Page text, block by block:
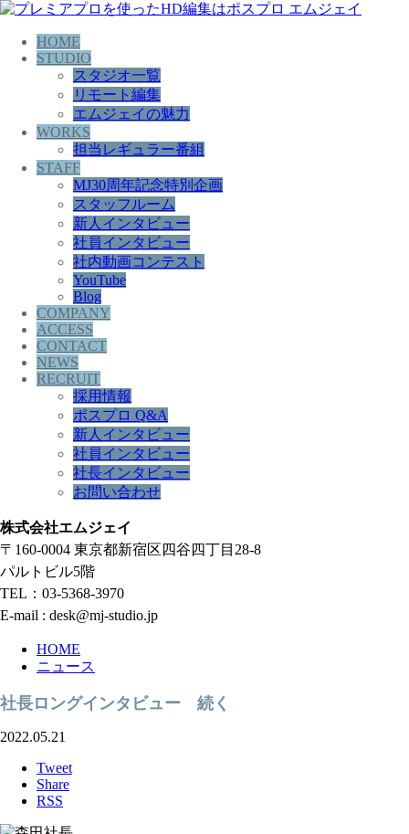
HOME
STUDIO
スタジオ一覧
リモート編集
エムジェイの魅力
WORKS
担当レギュラー番組
STAFF
MJ30周年記念特別企画
スタッフルーム
新人インタビュー
社員インタビュー
社内動画コンテスト
YouTube
Blog
COMPANY
ACCESS
CONTACT
NEWS
RECRUIT
採用情報
ポスプロ Q&A
新人インタビュー
社員インタビュー
社長インタビュー
お問い合わせ
株式会社エムジェイ
〒160-0004 東京都新宿区四谷四丁目28-8
パルトビル5階
TEL：03-5368-3970
E-mail : desk@mj-studio.jp
HOME
ニュース
社長ロングインタビュー 続く
2022.05.21
Tweet
Share
RSS